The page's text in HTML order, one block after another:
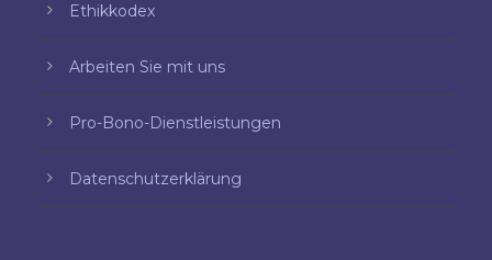
Ethikkodex
Arbeiten Sie mit uns
Pro-Bono-Dienstleistungen
Datenschutzerklärung